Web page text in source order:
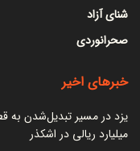
شنای آزاد
صحرانوردی
خبرهای اخیر
میلیارد ریالی در اشکذر